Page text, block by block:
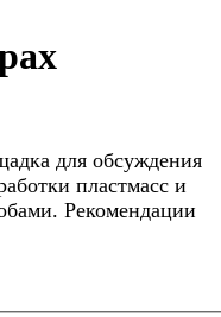
для обсуждения
пластмасс и
Рекомендации